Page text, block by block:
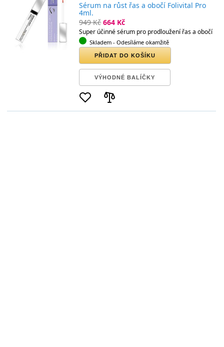
Sérum na růst řas a obočí Folivital Pro
4ml.
949 Kč 664 Kč
Super účinné sérum pro prodloužení řas a obočí
Skladem - Odesíláme okamžitě
PŘIDAT DO KOŠÍKU
VÝHODNÉ BALÍČKY